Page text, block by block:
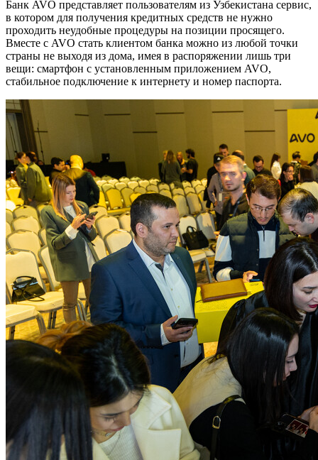
Банк AVO представляет пользователям из Узбекистана сервис,
в котором для получения кредитных средств не нужно
проходить неудобные процедуры на позиции просящего.
Вместе с AVO стать клиентом банка можно из любой точки
страны не выходя из дома, имея в распоряжении лишь три
вещи: смартфон с установленным приложением AVO,
стабильное подключение к интернету и номер паспорта.